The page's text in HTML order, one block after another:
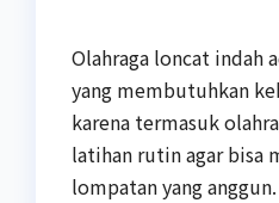
Olahraga loncat indah
yang membutuhkan
karena termasuk
latihan rutin agar bisa
lompatan yang